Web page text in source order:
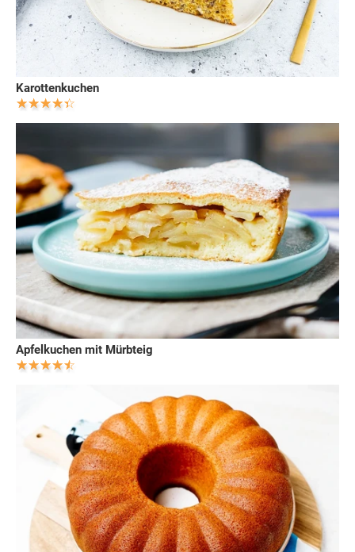
Karottenkuchen
Apfelkuchen mit Mürbteig